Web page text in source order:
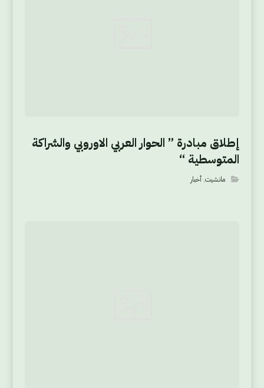
إطلاق مبادرة ” الحوار العربي الاوروبي والشراكة
المتوسطية “
مانشيت,أخبار